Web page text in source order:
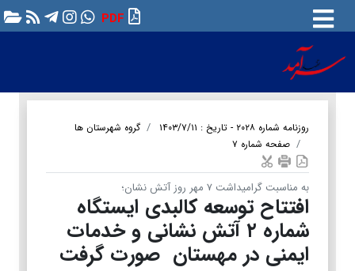
PDF
روزنامه شماره ۲۰۲۸ - تاریخ : ۱۴۰۳/۷/۱۱
گروه شهرستان ها
صفحه شماره ۷
به مناسبت گرامیداشت ۷ مهر روز آتش نشان؛
افتتاح توسعه کالبدی ایستگاه
شماره ۲ آتش نشانی و خدمات
ایمنی در مهستان صورت گرفت